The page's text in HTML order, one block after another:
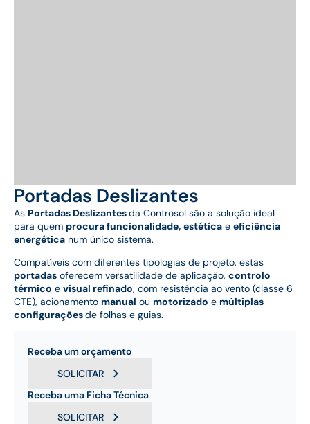
Portadas Deslizantes
As Portadas Deslizantesda Controsol são a solução ideal
para quem procura funcionalidade, estética e eficiência
energética num único sistema.
Compatíveis com diferentes tipologias de projeto, estas
portadas oferecem versatilidade de aplicação, controlo
térmico e visual refinado, com resistência ao vento (classe 6
CTE), acionamento manual ou motorizado e múltiplas
configuraçõesde folhas e guias.
Receba um orçamento
SOLICITAR
Receba uma Ficha Técnica
SOLICITAR